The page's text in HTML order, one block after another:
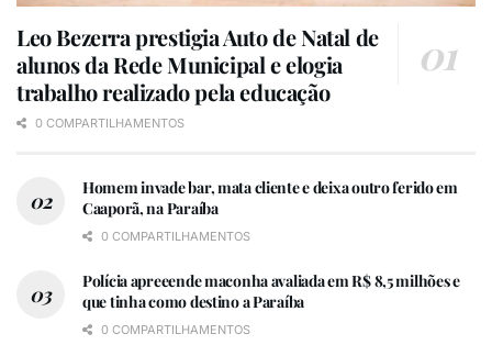
Leo Bezerra prestigia Auto de Natal de
alunos da Rede Municipal e elogia
trabalho realizado pela educação
0 COMPARTILHAMENTOS
Homem invade bar, mata cliente e deixa outro ferido em
Caaporã, na Paraíba
0 COMPARTILHAMENTOS
Polícia apreeende maconha avaliada em R$ 8,5 milhões e
que tinha como destino a Paraíba
0 COMPARTILHAMENTOS